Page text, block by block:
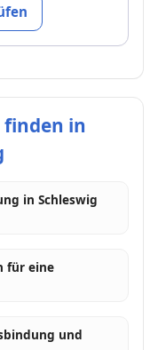
finden in
in Schleswig
für eine
und